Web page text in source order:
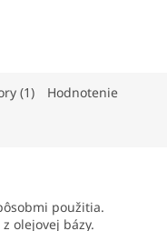
(1) Hodnotenie
použitia.
olejovej bázy.